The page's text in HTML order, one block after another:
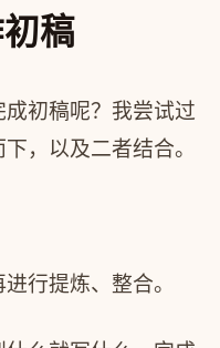
稿
初稿呢？我尝试过
，以及二者结合。
行提炼、整合。